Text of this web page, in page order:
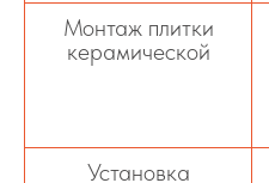
Монтаж плитки
керамической
Установка